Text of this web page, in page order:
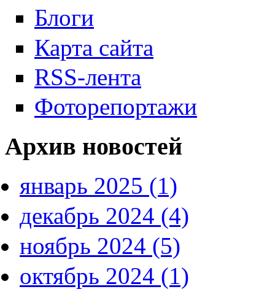
Блоги
Карта сайта
RSS-лента
Фоторепортажи
Архив новостей
январь 2025 (1)
декабрь 2024 (4)
ноябрь 2024 (5)
октябрь 2024 (1)